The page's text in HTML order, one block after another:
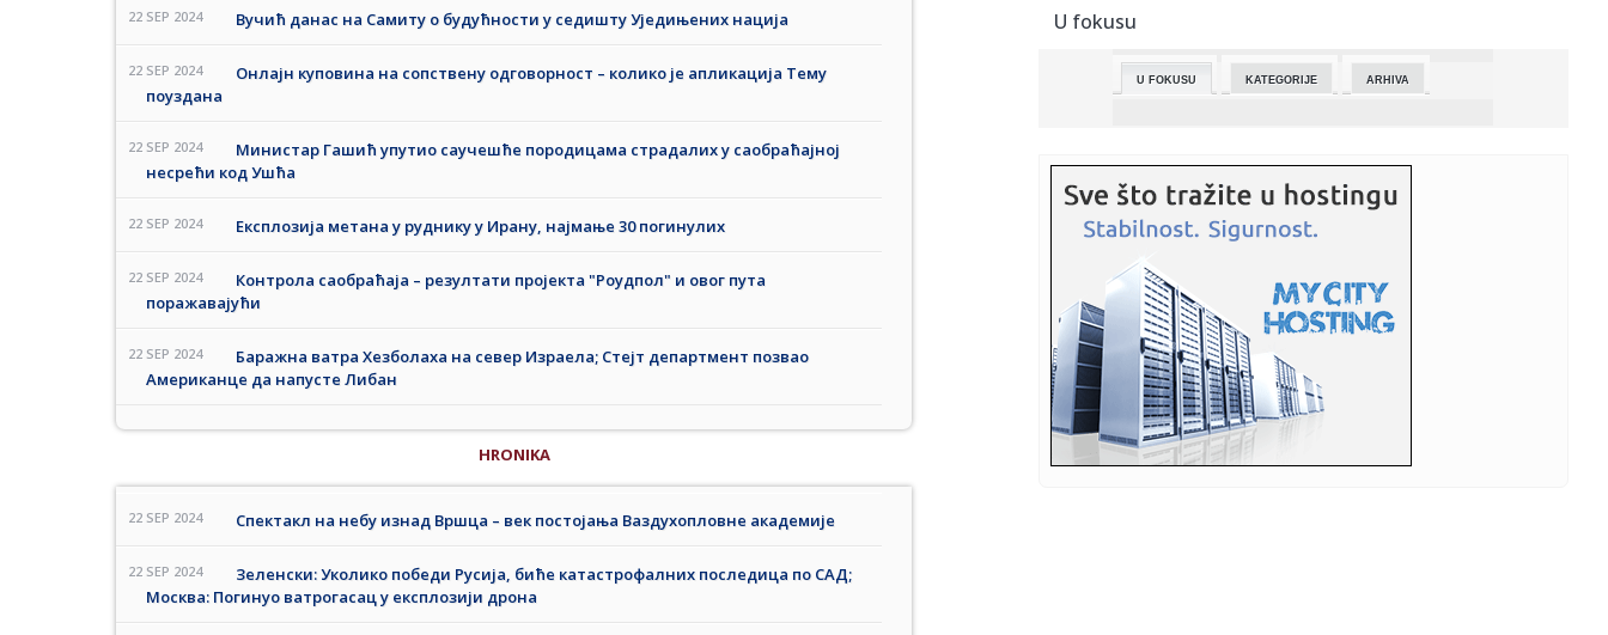
22 SEP 2024 Вучић данас на Самиту о будућности у седишту Уједињених нација
22 SEP 2024
Онлајн куповина на сопствену одговорност – колико је апликација Тему
поуздана
22 SEP 2024
Министар Гашић упутио саучешће породицама страдалих у саобраћајној
несрећи код Ушћа
22 SEP 2024 Експлозија метана у руднику у Ирану, најмање 30 погинулих
22 SEP 2024
Контрола саобраћаја – резултати пројекта "Роудпол" и овог пута
поражавајући
22 SEP 2024
Баражна ватра Хезболаха на север Израела; Стејт департмент позвао
Американце да напусте Либан
HRONIKA
22 SEP 2024 Спектакл на небу изнад Вршца – век постојања Ваздухопловне академије
22 SEP 2024
Зеленски: Уколико победи Русија, биће катастрофалних последица по САД;
Москва: Погинуо ватрогасац у експлозији дрона
23:56:
23:55:
Dreame proizveo "svoj Purosangue", razvija više od 1.900
23:47:U Francuskoj u nedelju prvi krug lokalnih izbora
23:44:Studenti blokirali radove u Vlasotincu
23:34:NESTVARNE SCENE NA „STAMFORD BRIDŽU“: Igrači Čelsija
okru...
23:34:VIDEO Uhapšen jer je vređao i napao aktiviste SNS u
Mirijevu: M...
U fokusu
U FOKUSU KATEGORIJE ARHIVA